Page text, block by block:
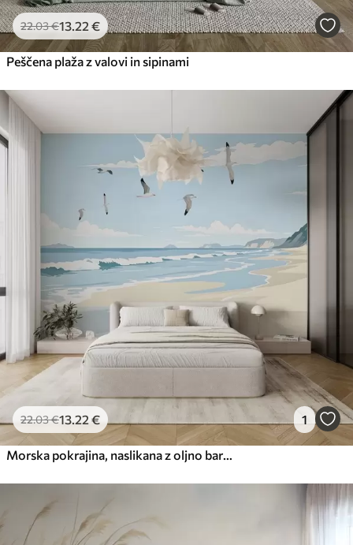
22.03€13.22 €
Peščena plaža z valovi in sipinami
22.03€13.22€ 1
Morska pokrajina, naslikana z oljno barvo